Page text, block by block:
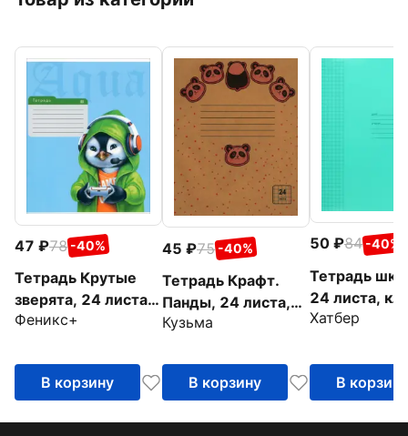
47 78 -40%
Тетрадь Крутые
зверята, 24 листа,
клетка, в
Феникс+
В корзину
45 75 -40%
Тетрадь Крафт.
Панды, 24 листа,
клетка
Кузьма
В корзину
50 84 -40%
Тетрадь
24 листа,
А5, зеленая
Хатбер
В корзину